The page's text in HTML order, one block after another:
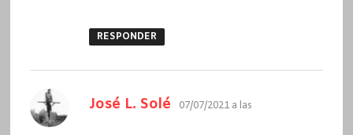
RESPONDER
José L. Solé dice:
07/07/2021 a las